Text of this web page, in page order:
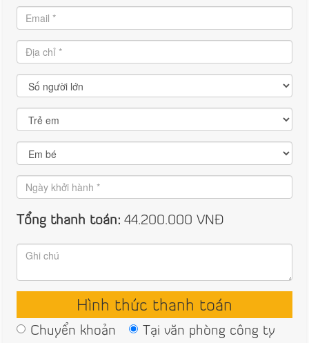
Tổng thanh toán: 44.200.000 VNĐ
Hình thức thanh toán
Chuyển khoản
Tại văn phòng công ty